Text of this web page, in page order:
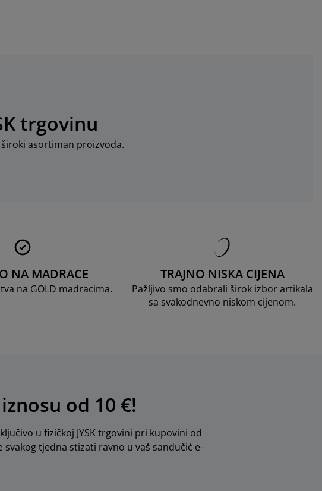
trgovinu
asortiman proizvoda.
NA MADRACE
na GOLD madracima.
TRAJNO NISKA CIJENA
Pažljivo smo odabrali širok izbor artikala
sa svakodnevno niskom cijenom.
od 10 €!
u fizičkoj JYSK trgovini pri kupovini od
tjedna stizati ravno u vaš sandučić e-